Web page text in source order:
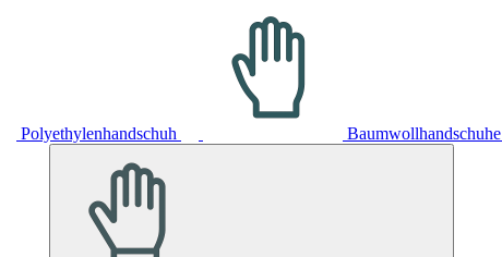
Polyethylenhandschuh Baumwollhandschuhe